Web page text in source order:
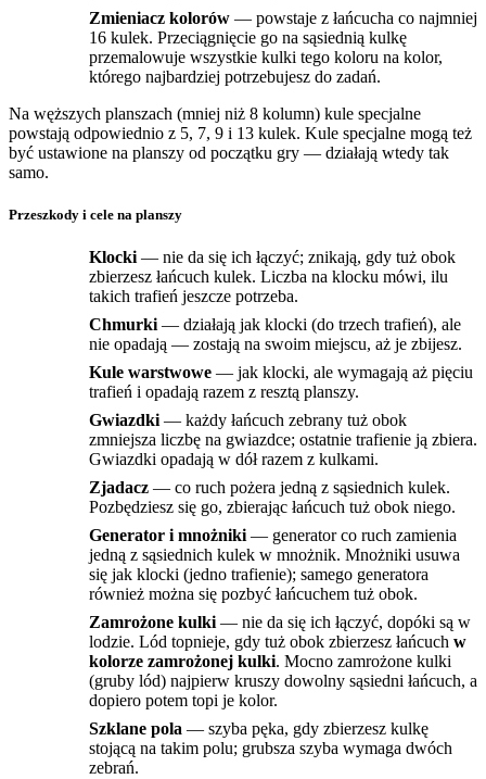
Zmieniacz kolorów — powstaje z łańcucha co najmniej
16 kulek. Przeciągnięcie go na sąsiednią kulkę
przemalowuje wszystkie kulki tego koloru na kolor,
którego najbardziej potrzebujesz do zadań.
Na węższych planszach (mniej niż 8 kolumn) kule specjalne
powstają odpowiednio z 5, 7, 9 i 13 kulek. Kule specjalne mogą też
być ustawione na planszy od początku gry — działają wtedy tak
samo.
Przeszkody i cele na planszy
Klocki — nie da się ich łączyć; znikają, gdy tuż obok
zbierzesz łańcuch kulek. Liczba na klocku mówi, ilu
takich trafień jeszcze potrzeba.
Chmurki — działają jak klocki (do trzech trafień), ale
nie opadają — zostają na swoim miejscu, aż je zbijesz.
Kule warstwowe — jak klocki, ale wymagają aż pięciu
trafień i opadają razem z resztą planszy.
Gwiazdki — każdy łańcuch zebrany tuż obok
zmniejsza liczbę na gwiazdce; ostatnie trafienie ją zbiera.
Gwiazdki opadają w dół razem z kulkami.
Zjadacz — co ruch pożera jedną z sąsiednich kulek.
Pozbędziesz się go, zbierając łańcuch tuż obok niego.
Generator i mnożniki — generator co ruch zamienia
jedną z sąsiednich kulek w mnożnik. Mnożniki usuwa
się jak klocki (jedno trafienie); samego generatora
również można się pozbyć łańcuchem tuż obok.
Zamrożone kulki — nie da się ich łączyć, dopóki są w
lodzie. Lód topnieje, gdy tuż obok zbierzesz łańcuch w
kolorze zamrożonej kulki. Mocno zamrożone kulki
(gruby lód) najpierw kruszy dowolny sąsiedni łańcuch, a
dopiero potem topi je kolor.
Szklane pola — szyba pęka, gdy zbierzesz kulkę
stojącą na takim polu; grubsza szyba wymaga dwóch
zebrań.